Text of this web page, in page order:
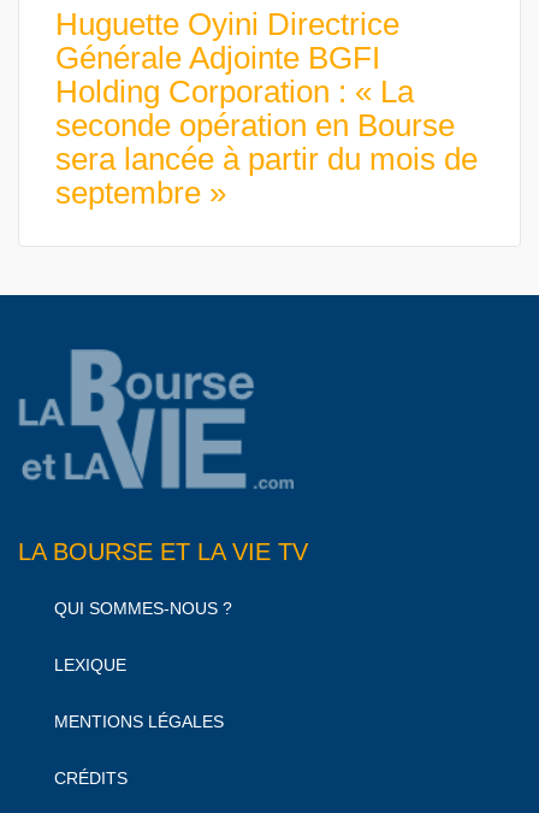
Huguette Oyini Directrice
Générale Adjointe BGFI
Holding Corporation : « La
seconde opération en Bourse
sera lancée à partir du mois de
septembre »
LA BOURSE ET LA VIE TV
QUI SOMMES-NOUS ?
LEXIQUE
MENTIONS LÉGALES
CRÉDITS